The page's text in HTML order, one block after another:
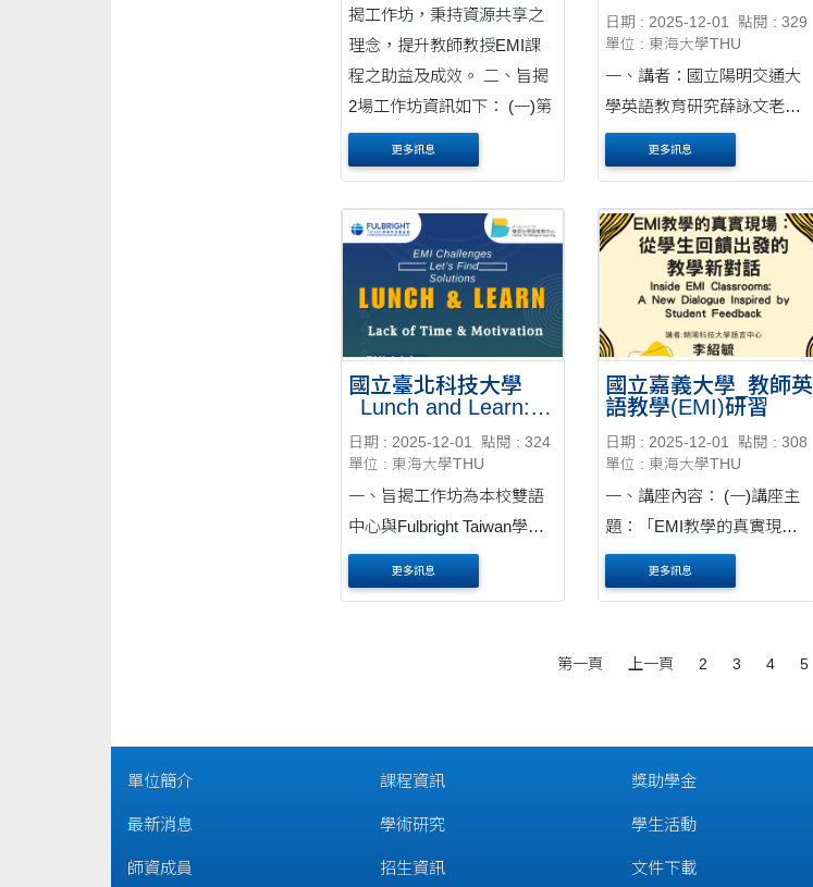
揭工作坊，秉持資源共享之
理念，提升教師教授EMI課
程之助益及成效。 二、旨揭
2場工作坊資訊如下： (一)第
1場 １、主題：數學其實可
以很....
更多訊息
日期 : 2025-12-01
點閱 : 329
單位 : 東海大學THU
一、講者：國立陽明交通大
學英語教育研究薛詠文老
師。 二、活動時間：當日下
午1時30分至3時30分。 三、
Meet（https://meet.google.c
om/aayghnj- htw）。 四、參
加名額....
更多訊息
國立臺北科技大學
_Lunch and Learn:
EMI Challenge
Series Let’s Find
Solutions
日期 : 2025-12-01
點閱 : 324
單位 : 東海大學THU
一、旨揭工作坊為本校雙語
中心與Fulbright Taiwan學術
交流 基金會協同規劃之活
動，透過美籍專業教學顧問
更多訊息
國立嘉義大學_教師英
語教學(EMI)研習
日期 : 2025-12-01
點閱 : 308
單位 : 東海大學THU
一、講座內容： (一)講座主
題：「EMI教學的真實現
場：從學生回饋出發的教 學
新對話 Inside EMI
更多訊息
第一頁 上一頁 2 3 4 5
單位簡介
最新消息
師資成員
課程資訊
學術研究
招生資訊
獎助學金
學生活動
文件下載